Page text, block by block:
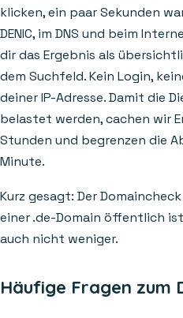
klicken, ein paar Sekunden
DENIC, im DNS und beim
dir das Ergebnis als
dem Suchfeld. Kein Login,
deiner IP-Adresse. Damit die
belastet werden, cachen wir
Stunden und begrenzen die
Minute.
Kurz gesagt: Der
einer .de-Domain öffentlich
auch nicht weniger.
Häufige Fragen zum